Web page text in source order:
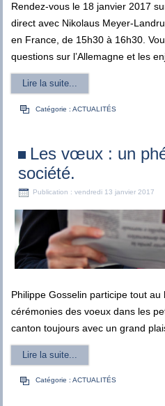
Rendez-vous le 18 janvier 2017
direct avec Nikolaus Meyer-
en France, de 15h30 à 16h30.
questions sur l’Allemagne et les
Lire la suite...
Catégorie :ACTUALITÉS
Les vœux : un
société.
Publication : vendredi 13 janvier 2017
Philippe Gosselin participe tout
cérémonies des voeux dans les
canton toujours avec un grand
Lire la suite...
Catégorie :ACTUALITÉS